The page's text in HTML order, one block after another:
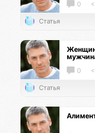
0
Статья
0
Статья